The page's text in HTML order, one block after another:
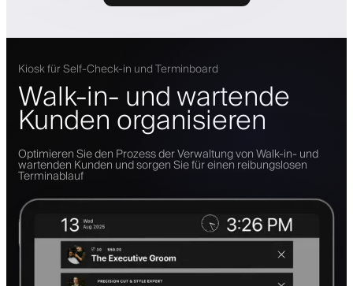
Kiosk für Self-Check-in und Terminboard
Walk-in- und wartende
Kunden organisieren
Optimieren Sie den Prozess der Verwaltung von Walk-in- und
wartenden Kunden und sorgen Sie für einen reibungslosen
Terminablauf